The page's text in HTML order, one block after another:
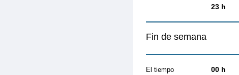
23 h
Fin de semana
El tiempo
00 h